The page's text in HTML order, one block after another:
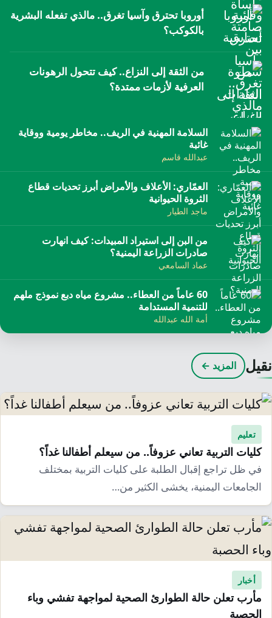
قضايا
معيشة
قصة
انفوجرافيك
قصص رقمية
تقارير صور
فيديو
غداً؟
عبدالله علي
العادات وتعطيل القانون
افتكار القاضي
العرفية لأزمات ممتدة؟
أسماء يحيى الوزان
فيضانات محتملة
ريف اليمن
ساحلية نائية
ريف اليمن
أوروبا تحترق وآسيا تغرق.. مالذي تفعله البشرية
بالكوكب؟
من الثقة إلى النزاع.. كيف تتحول الرهونات
العرفية لأزمات ممتدة؟
السلامة المهنية في الريف.. مخاطر يومية ووقاية
غائبة
عبدالله قاسم
العمّاري: الأعلاف والأمراض أبرز تحديات قطاع
الثروة الحيوانية
ماجد الطيار
من البن إلى استيراد المبيدات: كيف انهارت
صادرات الزراعة اليمنية؟
عماد السامعي
​60 عاماً من العطاء.. مشروع مياه دبع نموذج ملهم
للتنمية المستدامة
أمة الله عبدالله
المزيد ←
تعليم
كليات التربية تعاني عزوفاً.. من سيعلم أطفالنا غداً؟
في ظل تراجع إقبال الطلبة على كليات التربية بمختلف
الجامعات اليمنية، يخشى الكثير من…
أخبار
مأرب تعلن حالة الطوارئ الصحية لمواجهة تفشي وباء
الحصبة